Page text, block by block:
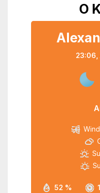
Ο
23:06,
52 %